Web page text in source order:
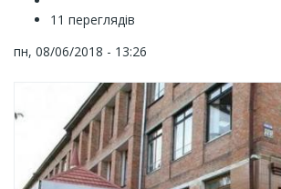
11 переглядів
пн, 08/06/2018 - 13:26